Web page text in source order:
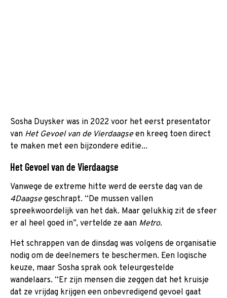
Sosha Duysker was in 2022 voor het eerst presentator
van Het Gevoel van de Vierdaagseen kreeg toen direct
te maken met een bijzondere editie...
Het Gevoel van de Vierdaagse
Vanwege de extreme hitte werd de eerste dag van de
4Daagsegeschrapt. “De mussen vallen
spreekwoordelijk van het dak. Maar gelukkig zit de sfeer
er al heel goed in”, vertelde ze aan Metro.
Het schrappen van de dinsdag was volgens de organisatie
nodig om de deelnemers te beschermen. Een logische
keuze, maar Sosha sprak ook teleurgestelde
wandelaars. “Er zijn mensen die zeggen dat het kruisje
dat ze vrijdag krijgen een onbevredigend gevoel gaat